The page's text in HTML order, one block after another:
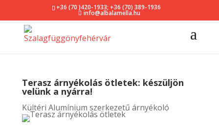
+36 (70 )420-1933; +36 (70) 389-1936
info@albalamella.hu
Terasz árnyékolás ötletek: készüljön
velünk a nyárra!
Kültéri Alumínium szerkezetű árnyékoló